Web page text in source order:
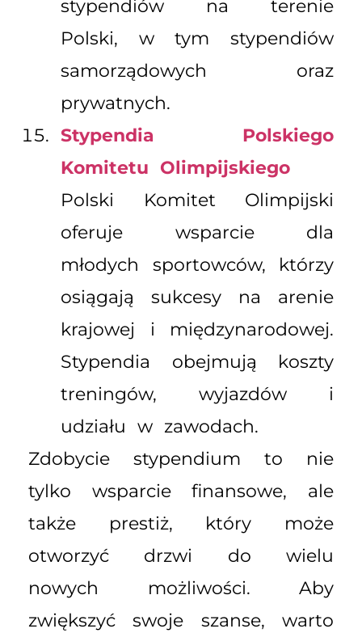
stypendiów na terenie
Polski, w tym stypendiów
samorządowych oraz
prywatnych.
Stypendia Polskiego
Komitetu Olimpijskiego
Polski Komitet Olimpijski
oferuje wsparcie dla
młodych sportowców, którzy
osiągają sukcesy na arenie
krajowej i międzynarodowej.
Stypendia obejmują koszty
treningów, wyjazdów i
udziału w zawodach.
Zdobycie stypendium to nie
tylko wsparcie finansowe, ale
także prestiż, który może
otworzyć drzwi do wielu
nowych możliwości. Aby
zwiększyć swoje szanse, warto